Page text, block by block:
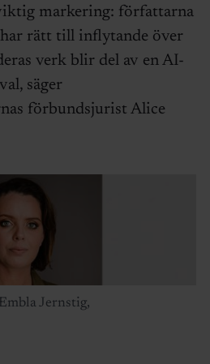
markering: författarna
rätt till inflytande över
verk blir del av en AI-
säger
förbundsjurist Alice
Jernstig,